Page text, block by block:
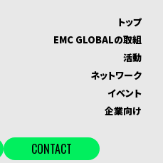
トップ
EMC GLOBALの取組
活動
ネットワーク
イベント
企業向け
CONTACT